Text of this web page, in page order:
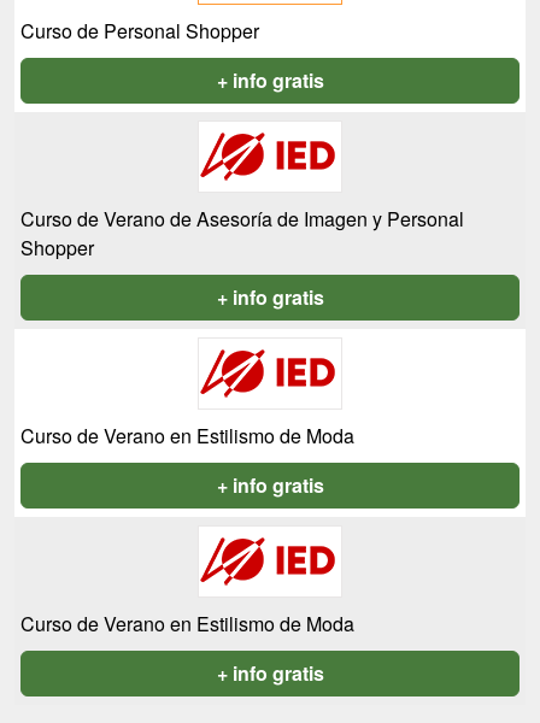
Curso de Personal Shopper
+ info gratis
Curso de Verano de Asesoría de Imagen y Personal
Shopper
+ info gratis
Curso de Verano en Estilismo de Moda
+ info gratis
Curso de Verano en Estilismo de Moda
+ info gratis